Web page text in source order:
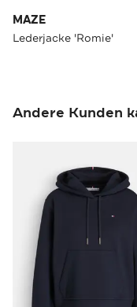
MAZE
Lederjacke 'Romie'
Andere Kunden